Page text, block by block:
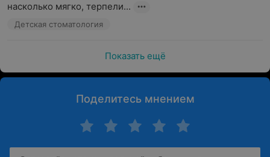
насколько мягко, терпели...
Детская стоматология
Показать ещё
Поделитесь мнением